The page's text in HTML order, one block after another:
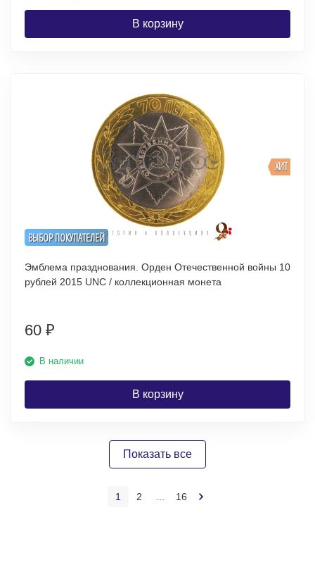
В корзину
ВЫБОР ПОКУПАТЕЛЕЙ
ХИТ
Эмблема празднования. Орден Отечественной войны 10
рублей 2015 UNC / коллекционная монета
60 ₽
В наличии
В корзину
Показать все
1 2 16